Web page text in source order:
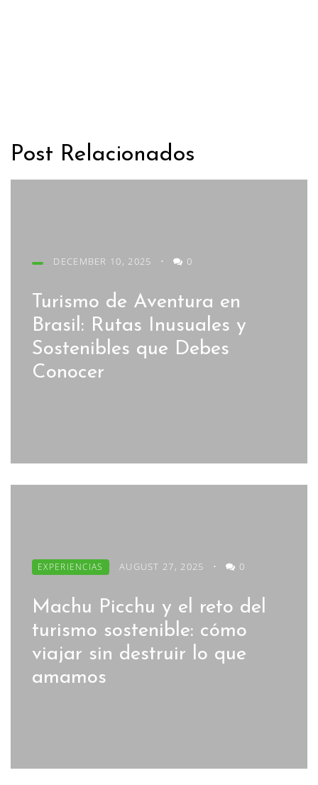
Post Relacionados
DECEMBER 10, 2025 • 0
Turismo de Aventura en
Brasil: Rutas Inusuales y
Sostenibles que Debes
Conocer
EXPERIENCIAS AUGUST 27, 2025 • 0
Machu Picchu y el reto del
turismo sostenible: cómo
viajar sin destruir lo que
amamos